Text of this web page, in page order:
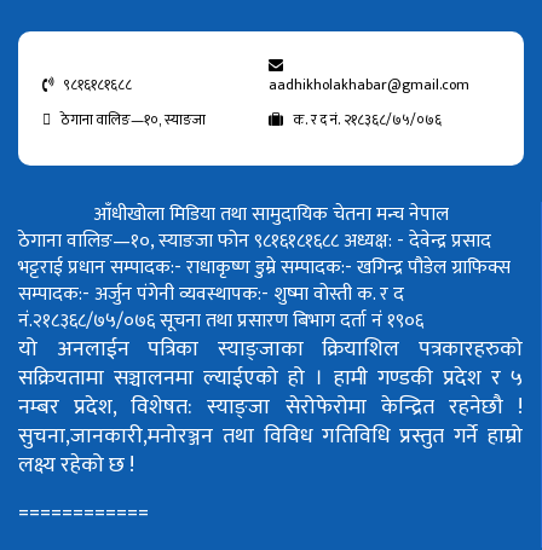
९८१६१८१६८८
aadhikholakhabar@gmail.com
ठेगाना वालिङ—१०, स्याङजा
क. र द नं. २१८३६८/७५/०७६
आँधीखोला मिडिया तथा सामुदायिक चेतना मन्च नेपाल
ठेगाना वालिङ—१०, स्याङजा फोन ९८१६१८१६८८अध्यक्ष: - देवेन्द्र प्रसाद
भट्टराईप्रधान सम्पादक:- राधाकृष्ण डुम्रेसम्पादक:- खगिन्द्र पौडेलग्राफिक्स
सम्पादक:- अर्जुन पंगेनीव्यवस्थापक:- शुष्मा वोस्तीक. र द
नं.२१८३६८/७५/०७६सूचना तथा प्रसारण बिभाग दर्ता नं १९०६
यो अनलाईन पत्रिका स्याङ्जाका क्रियाशिल पत्रकारहरुको
सक्रियतामा सञ्चालनमा ल्याईएको हो । हामी गण्डकी प्रदेश र ५
नम्बर प्रदेश, विशेषत: स्याङ्जा सेरोफेरोमा केन्द्रित रहनेछौ !
सुचना,जानकारी,मनोरञ्जन तथा विविध गतिविधि प्रस्तुत गर्ने हाम्रो
लक्ष्य रहेको छ !
============